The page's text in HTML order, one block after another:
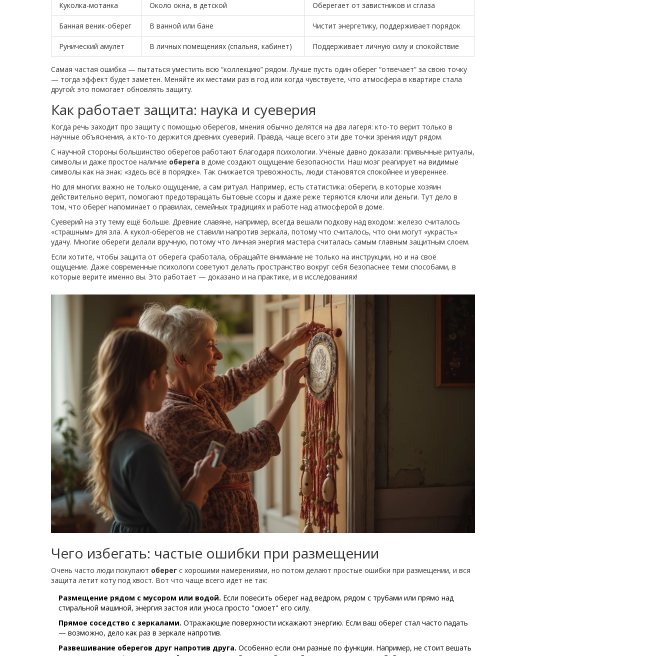
Куколка-мотанка Около окна, в детской Оберегает от завистников и сглаза
Банная веник-оберег В ванной или бане Чистит энергетику, поддерживает порядок
Рунический амулет В личных помещениях (спальня, кабинет) Поддерживает личную силу и спокойствие
Самая частая ошибка — пытаться уместить всю “коллекцию” рядом. Лучше пусть один оберег “отвечает” за свою точку
— тогда эффект будет заметен. Меняйте их местами раз в год или когда чувствуете, что атмосфера в квартире стала
другой: это помогает обновлять защиту.
Как работает защита: наука и суеверия
Когда речь заходит про защиту с помощью оберегов, мнения обычно делятся на два лагеря: кто-то верит только в
научные объяснения, а кто-то держится древних суеверий. Правда, чаще всего эти две точки зрения идут рядом.
С научной стороны большинство оберегов работают благодаря психологии. Учёные давно доказали: привычные ритуалы,
символы и даже простое наличие оберега в доме создают ощущение безопасности. Наш мозг реагирует на видимые
символы как на знак: «здесь всё в порядке». Так снижается тревожность, люди становятся спокойнее и увереннее.
Но для многих важно не только ощущение, а сам ритуал. Например, есть статистика: обереги, в которые хозяин
действительно верит, помогают предотвращать бытовые ссоры и даже реже теряются ключи или деньги. Тут дело в
том, что оберег напоминает о правилах, семейных традициях и работе над атмосферой в доме.
Суеверий на эту тему ещё больше. Древние славяне, например, всегда вешали подкову над входом: железо считалось
«страшным» для зла. А кукол-оберегов не ставили напротив зеркала, потому что считалось, что они могут «украсть»
удачу. Многие обереги делали вручную, потому что личная энергия мастера считалась самым главным защитным слоем.
Если хотите, чтобы защита от оберега сработала, обращайте внимание не только на инструкции, но и на своё
ощущение. Даже современные психологи советуют делать пространство вокруг себя безопаснее теми способами, в
которые верите именно вы. Это работает — доказано и на практике, и в исследованиях!
Чего избегать: частые ошибки при размещении
Очень часто люди покупают оберег с хорошими намерениями, но потом делают простые ошибки при размещении, и вся
защита летит коту под хвост. Вот что чаще всего идет не так:
Размещение рядом с мусором или водой. Если повесить оберег над ведром, рядом с трубами или прямо над
стиральной машиной, энергия застоя или уноса просто "смоет" его силу.
Прямое соседство с зеркалами. Отражающие поверхности искажают энергию. Если ваш оберег стал часто падать
— возможно, дело как раз в зеркале напротив.
Развешивание оберегов друг напротив друга. Особенно если они разные по функции. Например, не стоит вешать